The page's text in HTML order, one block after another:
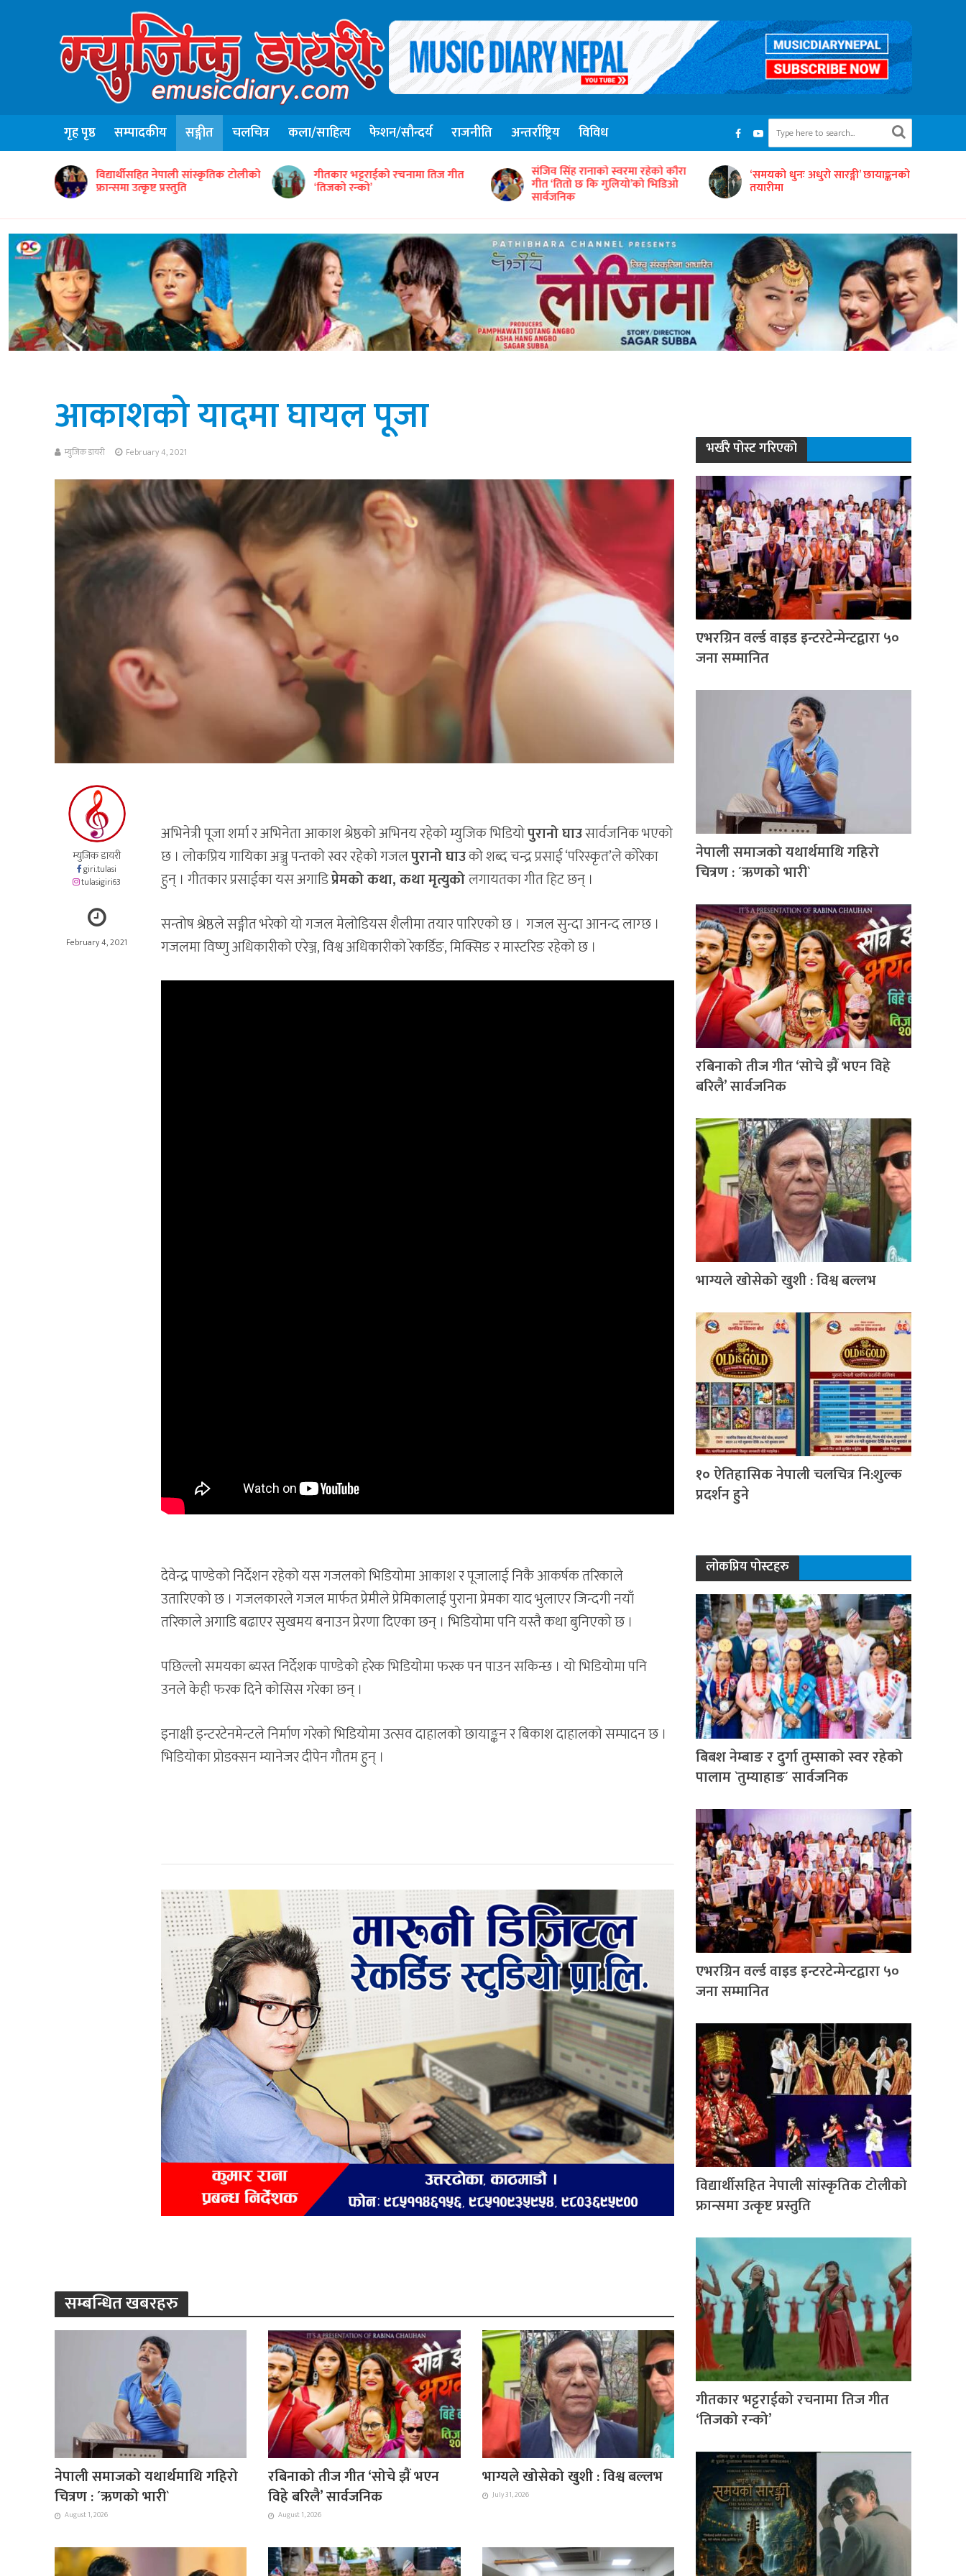
गृह पृष्ठ सम्पादकीय सङ्गीत चलचित्र कला/साहित्य फेशन/सौन्दर्य राजनीति अन्तर्राष्ट्रिय विविध
विद्यार्थीसहित नेपाली सांस्कृतिक टोलीको
फ्रान्समा उत्कृष्ट प्रस्तुति
गीतकार भट्टराईको रचनामा तिज गीत
‘तिजको रन्को’
संजिव सिंह रानाको स्वरमा रहेको कौरा
गीत ‘तितो छ कि गुलियो’को भिडिओ
सार्वजनिक
‘समयको धुनः अधुरो सारङ्गी’ छायाङ्कनको
तयारीमा
आकाशको यादमा घायल पूजा
म्युजिक डायरी February 4, 2021
म्युजिक डायरी
giri.tulasi
tulasigiri63
February 4, 2021
अभिनेत्री पूजा शर्मा र अभिनेता आकाश श्रेष्ठको अभिनय रहेको म्युजिक भिडियोपुरानो घाउसार्वजनिक भएको
छ । लोकप्रिय गायिका अञ्जु पन्तको स्वर रहेको गजलपुरानो घाउको शब्द चन्द्र प्रसाई ‘परिस्कृत’ले कोरेका
हुन् । गीतकार प्रसाईका यस अगाडिप्रेमको कथा, कथा मृत्युकोलगायतका गीत हिट छन् ।
सन्तोष श्रेष्ठले सङ्गीत भरेको यो गजल मेलोडियस शैलीमा तयार पारिएको छ । गजल सुन्दा आनन्द लाग्छ ।
गजलमा विष्णु अधिकारीको एरेञ्ज, विश्व अधिकारीको रेकर्डिङ, मिक्सिङ र मास्टरिङ रहेको छ ।
देवेन्द्र पाण्डेको निर्देशन रहेको यस गजलको भिडियोमा आकाश र पूजालाई निकै आकर्षक तरिकाले
उतारिएको छ । गजलकारले गजल मार्फत प्रेमीले प्रेमिकालाई पुराना प्रेमका याद भुलाएर जिन्दगी नयाँ
तरिकाले अगाडि बढाएर सुखमय बनाउन प्रेरणा दिएका छन् । भिडियोमा पनि यस्तै कथा बुनिएको छ ।
पछिल्लो समयका ब्यस्त निर्देशक पाण्डेको हरेक भिडियोमा फरक पन पाउन सकिन्छ । यो भिडियोमा पनि
उनले केही फरक दिने कोसिस गरेका छन् ।
इनाक्षी इन्टरटेनमेन्टले निर्माण गरेको भिडियोमा उत्सव दाहालको छायाङ्कन र बिकाश दाहालको सम्पादन छ ।
भिडियोका प्रोडक्सन म्यानेजर दीपेन गौतम हुन् ।
सम्बन्धित खबरहरु
नेपाली समाजको यथार्थमाथि गहिरो
चित्रण : ´ऋणको भारी`
August 1, 2026
रबिनाको तीज गीत ‘सोचे झैं भएन
विहे बरिलै’ सार्वजनिक
August 1, 2026
भाग्यले खोसेको खुशी : विश्व बल्लभ
July 31, 2026
भर्खरै पोस्ट गरिएको
एभरग्रिन वर्ल्ड वाइड इन्टरटेन्मेन्टद्वारा ५०
जना सम्मानित
नेपाली समाजको यथार्थमाथि गहिरो
चित्रण : ´ऋणको भारी`
रबिनाको तीज गीत ‘सोचे झैं भएन विहे
बरिलै’ सार्वजनिक
भाग्यले खोसेको खुशी : विश्व बल्लभ
१० ऐतिहासिक नेपाली चलचित्र नि:शुल्क
प्रदर्शन हुने
लोकप्रिय पोस्टहरु
बिबश नेम्बाङ र दुर्गा तुम्साको स्वर रहेको
पालाम `तुम्याहाङ´ सार्वजनिक
एभरग्रिन वर्ल्ड वाइड इन्टरटेन्मेन्टद्वारा ५०
जना सम्मानित
विद्यार्थीसहित नेपाली सांस्कृतिक टोलीको
फ्रान्समा उत्कृष्ट प्रस्तुति
गीतकार भट्टराईको रचनामा तिज गीत
‘तिजको रन्को’